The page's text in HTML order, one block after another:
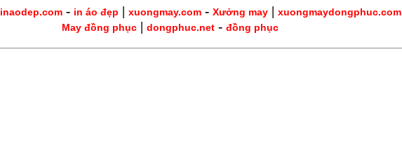
inaodep.com - in áo đẹp | xuongmay.com - Xưởng may | xuongmaydongphuc.com
May đồng phục| dongphuc.net- đồng phục